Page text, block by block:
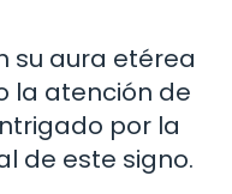
su aura etérea
la atención de
por la
de este signo.